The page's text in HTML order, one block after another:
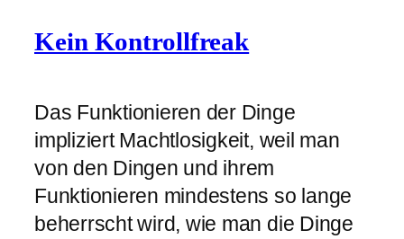
Kein Kontrollfreak
Das Funktionieren der Dinge
impliziert Machtlosigkeit, weil man
von den Dingen und ihrem
Funktionieren mindestens so lange
beherrscht wird, wie man die Dinge